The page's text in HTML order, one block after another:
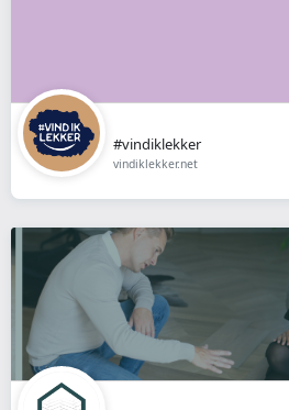
#vindiklekker
vindiklekker.net